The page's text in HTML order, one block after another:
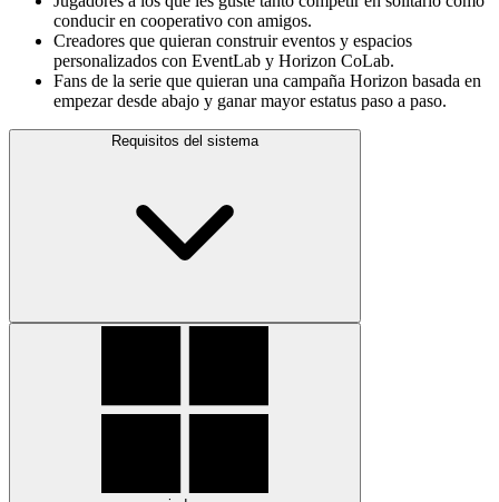
conducir en cooperativo con amigos.
Creadores que quieran construir eventos y espacios
personalizados con EventLab y Horizon CoLab.
Fans de la serie que quieran una campaña Horizon basada en
empezar desde abajo y ganar mayor estatus paso a paso.
Requisitos del sistema